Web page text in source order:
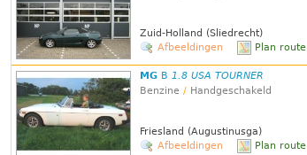
Zuid-Holland (Sliedrecht)
Afbeeldingen
Plan route
MG B 1.8 USA TOURNER
Benzine / Handgeschakeld
Friesland (Augustinusga)
Afbeeldingen
Plan route